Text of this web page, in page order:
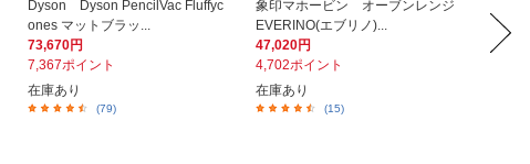
Dyson Dyson PencilVac Fluffyc
ones マットブラッ...
73,670円
7,367ポイント
在庫あり
(79)
象印マホービン オーブンレンジ
EVERINO(エブリノ)...
47,020円
4,702ポイント
在庫あり
(15)
59,369